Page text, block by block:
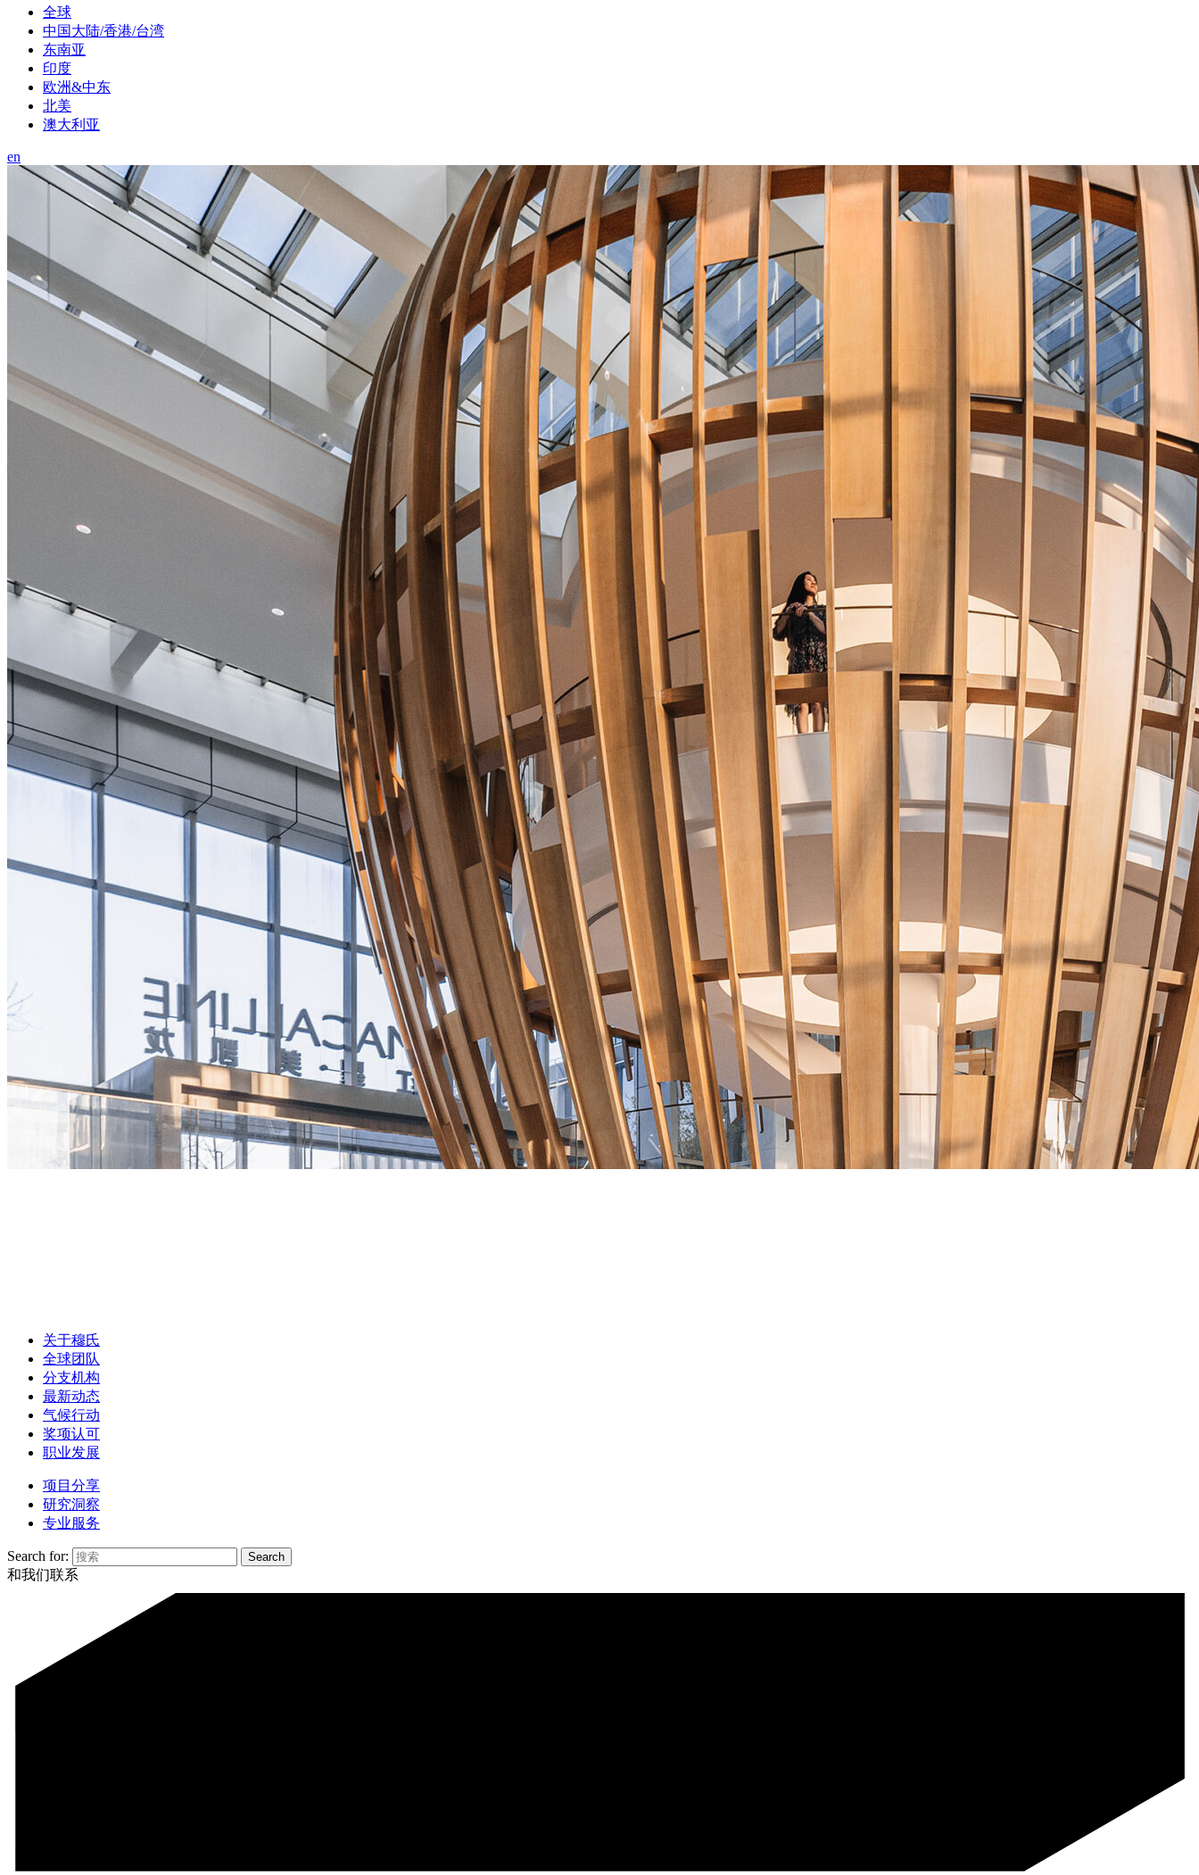
全球
中国大陆/香港/台湾
东南亚
印度
欧洲&中东
北美
澳大利亚
en
关于穆氏
全球团队
分支机构
最新动态
气候行动
奖项认可
职业发展
项目分享
研究洞察
专业服务
Search for:
和我们联系